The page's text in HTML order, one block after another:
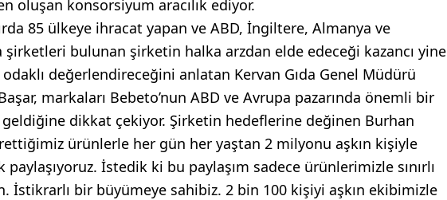
oluşan konsorsiyum aracılık ediyor.
85 ülkeye ihracat yapan ve ABD, İngiltere, Almanya ve
şirketleri bulunan şirketin halka arzdan elde edeceği kazancı yine
değerlendireceğini anlatan Kervan Gıda Genel Müdürü
markaları Bebeto’nun ABD ve Avrupa pazarında önemli bir
dikkat çekiyor. Şirketin hedeflerine değinen Burhan
ürünlerle her gün her yaştan 2 milyonu aşkın kişiyle
İstedik ki bu paylaşım sadece ürünlerimizle sınırlı
İstikrarlı bir büyümeye sahibiz. 2 bin 100 kişiyi aşkın ekibimizle